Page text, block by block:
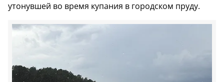
утонувшей во время купания в городском пруду.